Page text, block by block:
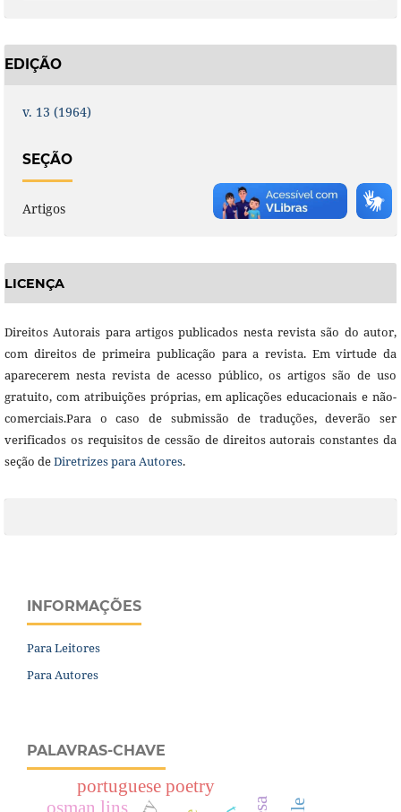
EDIÇÃO
v. 13 (1964)
SEÇÃO
Artigos
LICENÇA
Direitos Autorais para artigos publicados nesta revista são do autor,
com direitos de primeira publicação para a revista. Em virtude da
aparecerem nesta revista de acesso público, os artigos são de uso
gratuito, com atribuições próprias, em aplicações educacionais e não-
comerciais.Para o caso de submissão de traduções, deverão ser
verificados os requisitos de cessão de direitos autorais constantes da
seção deDiretrizes para Autores.
INFORMAÇÕES
Para Leitores
Para Autores
PALAVRAS-CHAVE
portuguese poetry
osman lins